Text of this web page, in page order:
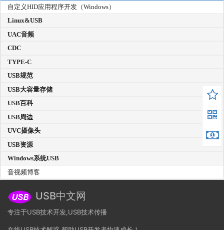
自定义HID应用程序开发（Windows）
Linux&USB
UAC音频
CDC
TYPE-C
USB规范
USB大容量存储
USB百科
USB周边
UVC摄像头
USB资源
Windows系统USB
音视频博客
USB中文网
专注于USB技术开发,USB技术传播